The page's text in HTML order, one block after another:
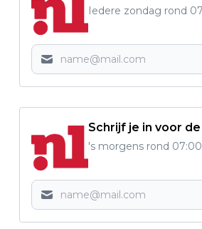
Iedere zondag rond
Schrijf je in voor
's morgens rond